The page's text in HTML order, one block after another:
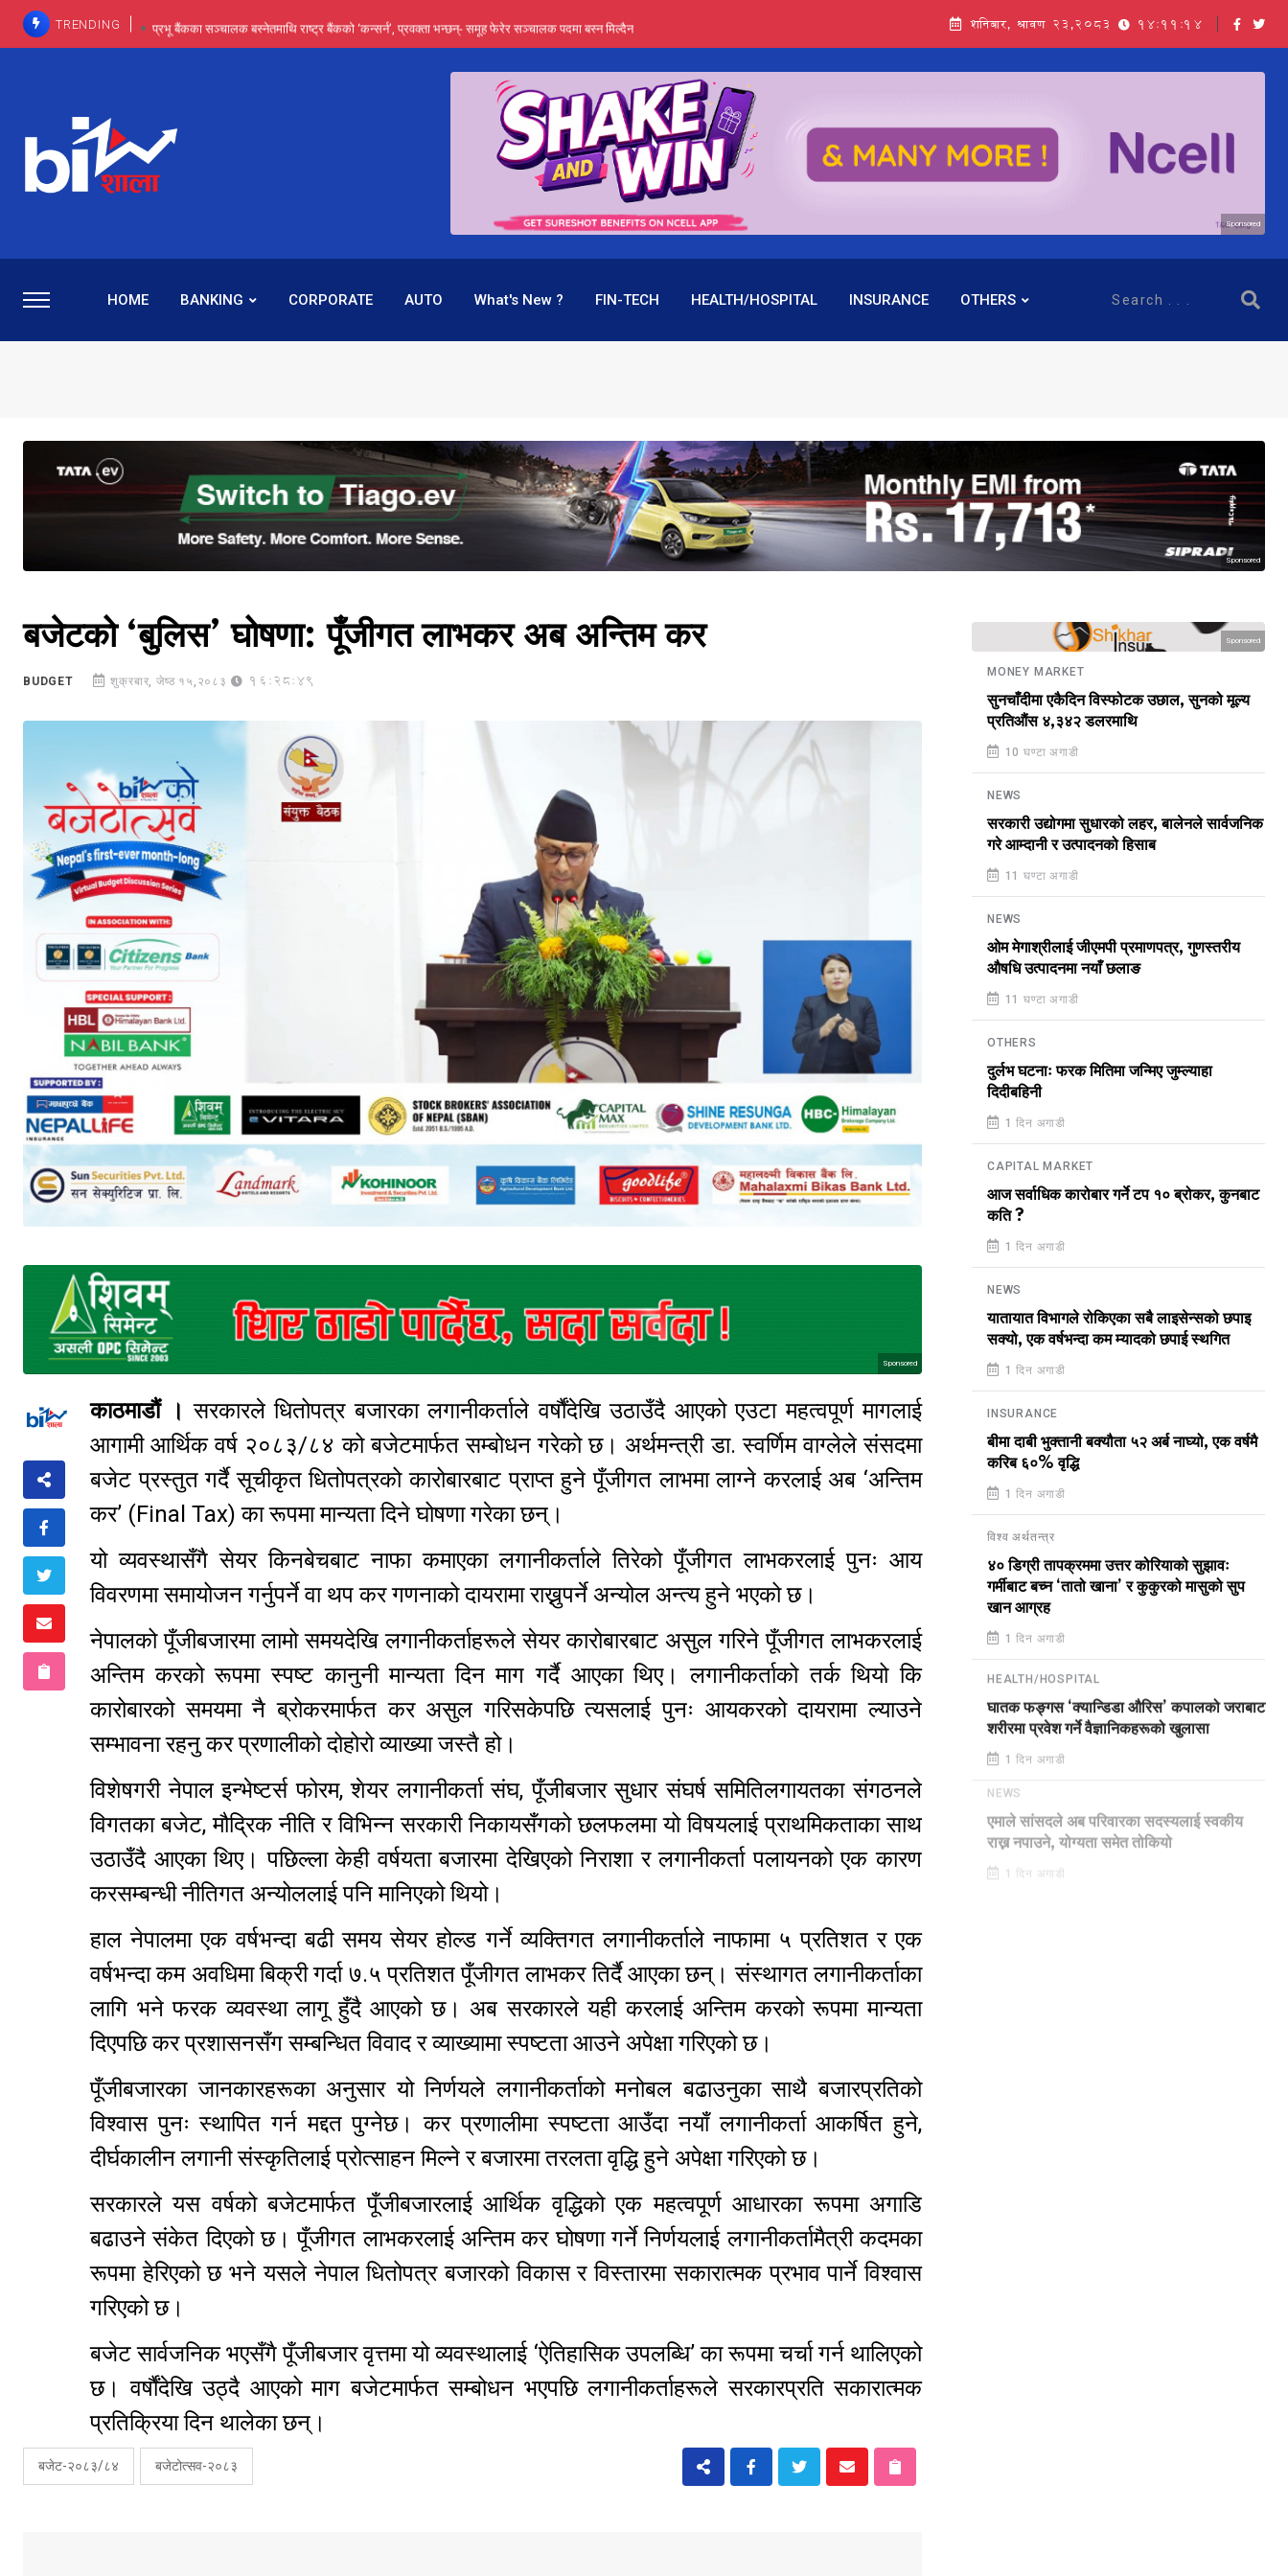
TRENDING प्रभू बैंकका सञ्चालक बस्नेतमाथि राष्ट्र बैंकको ‘कन्सर्न’, प्रवक्ता भन्छन्- समूह फेरेर सञ्चालक पदमा बस्न मिल्दैन
प्रभू बैंकमा सेञ्चुरीबाट आएका कर्मचारीमाथि हदैसम्मको विभेदः एउटै पदमा दुई थरि तलब, वर्षमै ९२ हजार घाटा !
कमाइमा गरिमाको दमदार छलाङ, सेयरधनीलाई २० प्रतिशत लाभांश दिने क्षमता
प्रभु बैंकमा रमिता : सर्वसाधारणबाट छिरेका बस्नेत संस्थापक बनेर निरन्तर, राष्ट्र बैंक किन मौन ?
शनिबार, श्रावण २३,२०८३ 14:11:15
Sponsored
HOME BANKING CORPORATE AUTO What's New ? FIN-TECH HEALTH/HOSPITAL INSURANCE OTHERS
Sponsored
बजेटको ‘बुलिस’ घोषणा: पूँजीगत लाभकर अब अन्तिम कर
BUDGET शुक्रबार, जेष्ठ १५,२०८३ 16:28:49
Sponsored
काठमाडौं । सरकारले धितोपत्र बजारका लगानीकर्ताले वर्षौंदेखि उठाउँदै आएको एउटा महत्वपूर्ण मागलाई
आगामी आर्थिक वर्ष २०८३/८४ को बजेटमार्फत सम्बोधन गरेको छ। अर्थमन्त्री डा. स्वर्णिम वाग्लेले संसदमा
बजेट प्रस्तुत गर्दै सूचीकृत धितोपत्रको कारोबारबाट प्राप्त हुने पूँजीगत लाभमा लाग्ने करलाई अब ‘अन्तिम
कर’ (Final Tax) का रूपमा मान्यता दिने घोषणा गरेका छन्।
यो व्यवस्थासँगै सेयर किनबेचबाट नाफा कमाएका लगानीकर्ताले तिरेको पूँजीगत लाभकरलाई पुनः आय
विवरणमा समायोजन गर्नुपर्ने वा थप कर गणनाको दायरामा राख्नुपर्ने अन्योल अन्त्य हुने भएको छ।
नेपालको पूँजीबजारमा लामो समयदेखि लगानीकर्ताहरूले सेयर कारोबारबाट असुल गरिने पूँजीगत लाभकरलाई
अन्तिम करको रूपमा स्पष्ट कानुनी मान्यता दिन माग गर्दै आएका थिए। लगानीकर्ताको तर्क थियो कि
कारोबारको समयमा नै ब्रोकरमार्फत कर असुल गरिसकेपछि त्यसलाई पुनः आयकरको दायरामा ल्याउने
सम्भावना रहनु कर प्रणालीको दोहोरो व्याख्या जस्तै हो।
विशेषगरी नेपाल इन्भेष्टर्स फोरम, शेयर लगानीकर्ता संघ, पूँजीबजार सुधार संघर्ष समितिलगायतका संगठनले
विगतका बजेट, मौद्रिक नीति र विभिन्न सरकारी निकायसँगको छलफलमा यो विषयलाई प्राथमिकताका साथ
उठाउँदै आएका थिए। पछिल्ला केही वर्षयता बजारमा देखिएको निराशा र लगानीकर्ता पलायनको एक कारण
करसम्बन्धी नीतिगत अन्योललाई पनि मानिएको थियो।
हाल नेपालमा एक वर्षभन्दा बढी समय सेयर होल्ड गर्ने व्यक्तिगत लगानीकर्ताले नाफामा ५ प्रतिशत र एक
वर्षभन्दा कम अवधिमा बिक्री गर्दा ७.५ प्रतिशत पूँजीगत लाभकर तिर्दै आएका छन्। संस्थागत लगानीकर्ताका
लागि भने फरक व्यवस्था लागू हुँदै आएको छ। अब सरकारले यही करलाई अन्तिम करको रूपमा मान्यता
दिएपछि कर प्रशासनसँग सम्बन्धित विवाद र व्याख्यामा स्पष्टता आउने अपेक्षा गरिएको छ।
पूँजीबजारका जानकारहरूका अनुसार यो निर्णयले लगानीकर्ताको मनोबल बढाउनुका साथै बजारप्रतिको
विश्वास पुनः स्थापित गर्न मद्दत पुग्नेछ। कर प्रणालीमा स्पष्टता आउँदा नयाँ लगानीकर्ता आकर्षित हुने,
दीर्घकालीन लगानी संस्कृतिलाई प्रोत्साहन मिल्ने र बजारमा तरलता वृद्धि हुने अपेक्षा गरिएको छ।
सरकारले यस वर्षको बजेटमार्फत पूँजीबजारलाई आर्थिक वृद्धिको एक महत्वपूर्ण आधारका रूपमा अगाडि
बढाउने संकेत दिएको छ। पूँजीगत लाभकरलाई अन्तिम कर घोषणा गर्ने निर्णयलाई लगानीकर्तामैत्री कदमका
रूपमा हेरिएको छ भने यसले नेपाल धितोपत्र बजारको विकास र विस्तारमा सकारात्मक प्रभाव पार्ने विश्वास
गरिएको छ।
बजेट सार्वजनिक भएसँगै पूँजीबजार वृत्तमा यो व्यवस्थालाई ‘ऐतिहासिक उपलब्धि’ का रूपमा चर्चा गर्न थालिएको
छ। वर्षौंदेखि उठ्दै आएको माग बजेटमार्फत सम्बोधन भएपछि लगानीकर्ताहरूले सरकारप्रति सकारात्मक
प्रतिक्रिया दिन थालेका छन्।
बजेट-२०८३/८४ बजेटोत्सव-२०८३
Sponsored
MONEY MARKET
सुनचाँदीमा एकैदिन विस्फोटक उछाल, सुनको मूल्य
प्रतिऔंस ४,३४२ डलरमाथि
10 घण्टा अगाडी
NEWS
सरकारी उद्योगमा सुधारको लहर, बालेनले सार्वजनिक
गरे आम्दानी र उत्पादनको हिसाब
11 घण्टा अगाडी
NEWS
ओम मेगाश्रीलाई जीएमपी प्रमाणपत्र, गुणस्तरीय
औषधि उत्पादनमा नयाँ छलाङ
11 घण्टा अगाडी
OTHERS
दुर्लभ घटनाः फरक मितिमा जन्मिए जुम्ल्याहा
दिदीबहिनी
1 दिन अगाडी
CAPITAL MARKET
आज सर्वाधिक कारोबार गर्ने टप १० ब्रोकर, कुनबाट
कति ?
1 दिन अगाडी
NEWS
यातायात विभागले रोकिएका सबै लाइसेन्सको छपाइ
सक्यो, एक वर्षभन्दा कम म्यादको छपाई स्थगित
1 दिन अगाडी
INSURANCE
बीमा दाबी भुक्तानी बक्यौता ५२ अर्ब नाघ्यो, एक वर्षमै
करिब ६०% वृद्धि
1 दिन अगाडी
विश्व अर्थतन्त्र
४० डिग्री तापक्रममा उत्तर कोरियाको सुझावः
गर्मीबाट बच्न ‘तातो खाना’ र कुकुरको मासुको सुप
खान आग्रह
1 दिन अगाडी
HEALTH/HOSPITAL
घातक फङ्गस ‘क्यान्डिडा औरिस’ कपालको जराबाट
शरीरमा प्रवेश गर्ने वैज्ञानिकहरूको खुलासा
1 दिन अगाडी
एमाले सांसदले अब परिवारका सदस्यलाई स्वकीय
राख्न नपाउने, योग्यता समेत तोकियो